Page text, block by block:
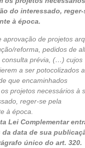
do interessado, reger-
à época.
aprovação de projetos
reforma, pedidos de
consulta prévia, (…) cujos
a ser potocolizados
que encaminhados
projetos necessários à
reger-se pela
à época.
Lei Complementar
data de sua
único do art. 320.